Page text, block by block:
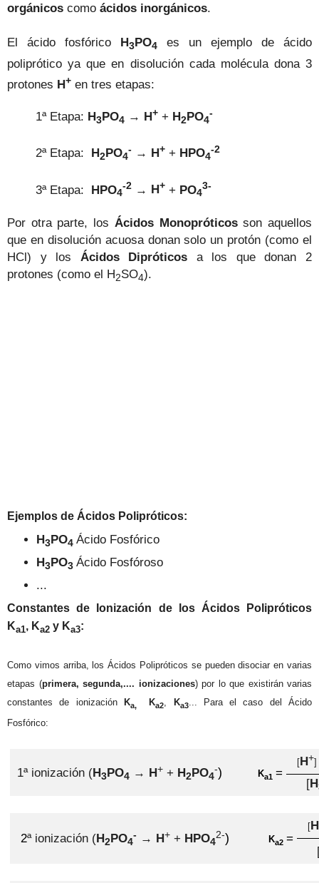
orgánicos como ácidos inorgánicos.
El ácido fosfórico H3PO4 es un ejemplo de ácido
poliprótico ya que en disolución cada molécula dona 3
protones H+ en tres etapas:
1ª Etapa: H3PO4 → H+ + H2PO4
-
2ª Etapa: H2PO4
- → H+ + HPO4
-2
3ª Etapa: HPO4
-2 → H+ + PO4
3-
Por otra parte, los Ácidos Monopróticosson aquellos
que en disolución acuosa donan solo un protón (como el
HCl) y los Ácidos Dipróticos a los que donan 2
protones (como el H2SO4).
Ejemplos de Ácidos Polipróticos:
H3PO4Ácido Fosfórico
H3PO3Ácido Fosfóroso
...
Constantes de Ionización de los Ácidos Polipróticos
Ka1, Ka2 y Ka3:
Como vimos arriba, los Ácidos Polipróticos se pueden disociar en varias
etapas (primera, segunda,.... ionizaciones) por lo que existirán varias
constantes de ionización
Ka, Ka2 Ka3... Para el caso del Ácido
Fosfórico:
1ª ionización (H3PO4 → H++ H2PO4
-) Ka1 =
[H+]
[H
2ª ionización (H2PO4
- → H+ + HPO4
2-) Ka2 =
[H